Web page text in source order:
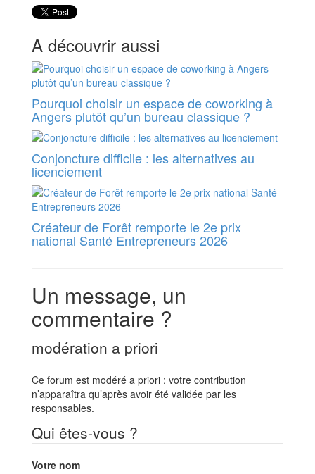
A découvrir aussi
Pourquoi choisir un espace de coworking à
Angers plutôt qu’un bureau classique ?
Conjoncture difficile : les alternatives au
licenciement
Créateur de Forêt remporte le 2e prix
national Santé Entrepreneurs 2026
Un message, un
commentaire ?
modération a priori
Ce forum est modéré a priori : votre contribution
n’apparaîtra qu’après avoir été validée par les
responsables.
Qui êtes-vous ?
Votre nom